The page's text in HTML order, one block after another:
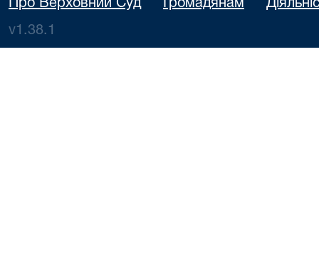
Про Верховний Суд Громадянам
v1.38.1